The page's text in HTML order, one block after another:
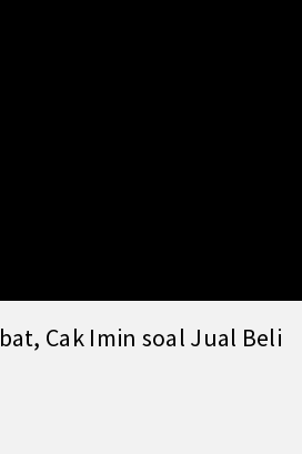
Cak Imin soal Jual Beli